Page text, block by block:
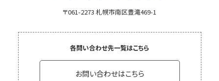
〒061-2273 札幌市南区豊滝469-1
各問い合わせ先一覧はこちら
お問い合わせはこちら